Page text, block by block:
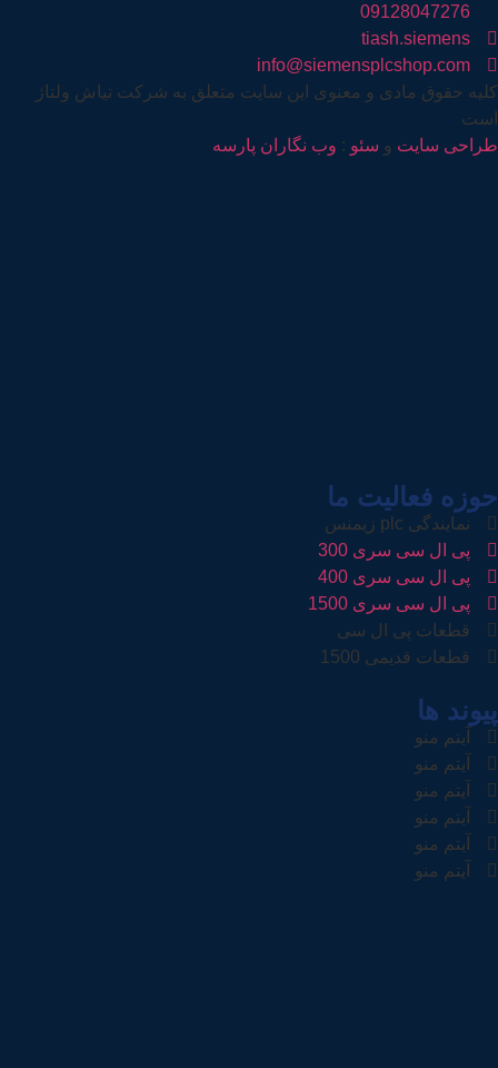
09128047276
tiash.siemens
info@siemensplcshop.com
کلیه حقوق مادی و معنوی این سایت متعلق به شرکت تیاش ولتاژ
است
طراحی سایت و سئو : وب نگاران پارسه
حوزه فعالیت ما
نمایندگی plc زیمنس
پی ال سی سری 300
پی ال سی سری 400
پی ال سی سری 1500
قطعات پی ال سی
قطعات قدیمی 1500
پیوند ها
آیتم منو
آیتم منو
آیتم منو
آیتم منو
آیتم منو
آیتم منو